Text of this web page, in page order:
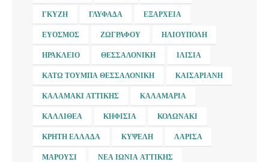
ΓΚΎΖΗ ΓΛΥΦΆΔΑ ΕΞΆΡΧΕΙΑ
ΕΎΟΣΜΟΣ ΖΩΓΡΆΦΟΥ ΗΛΙΟΎΠΟΛΗ
ΗΡΆΚΛΕΙΟ ΘΕΣΣΑΛΟΝΊΚΗ ΙΛΊΣΙΑ
ΚΆΤΩ ΤΟΎΜΠΑ ΘΕΣΣΑΛΟΝΊΚΗ ΚΑΙΣΑΡΙΑΝΉ
ΚΑΛΑΜΆΚΙ ΑΤΤΙΚΉΣ ΚΑΛΑΜΑΡΙΆ
ΚΑΛΛΙΘΈΑ ΚΗΦΙΣΙΆ ΚΟΛΩΝΆΚΙ
ΚΡΉΤΗ ΕΛΛΆΔΑ ΚΥΨΈΛΗ ΛΆΡΙΣΑ
ΜΑΡΟΎΣΙ ΝΈΑ ΙΩΝΊΑ ΑΤΤΙΚΉΣ